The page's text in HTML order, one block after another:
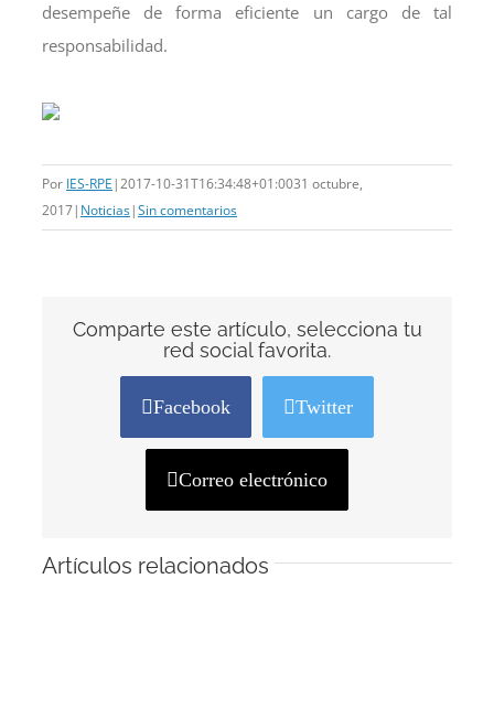
desempeñe de forma eficiente un cargo de tal
responsabilidad.
Por IES-RPE |2017-10-31T16:34:48+01:0031 octubre,
2017| Noticias|Sin comentarios
Comparte este artículo, selecciona tu
red social favorita.
Facebook Twitter
Correo electrónico
Artículos relacionados